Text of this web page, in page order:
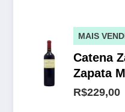
MAIS
Catena
Zapata
R$229,00